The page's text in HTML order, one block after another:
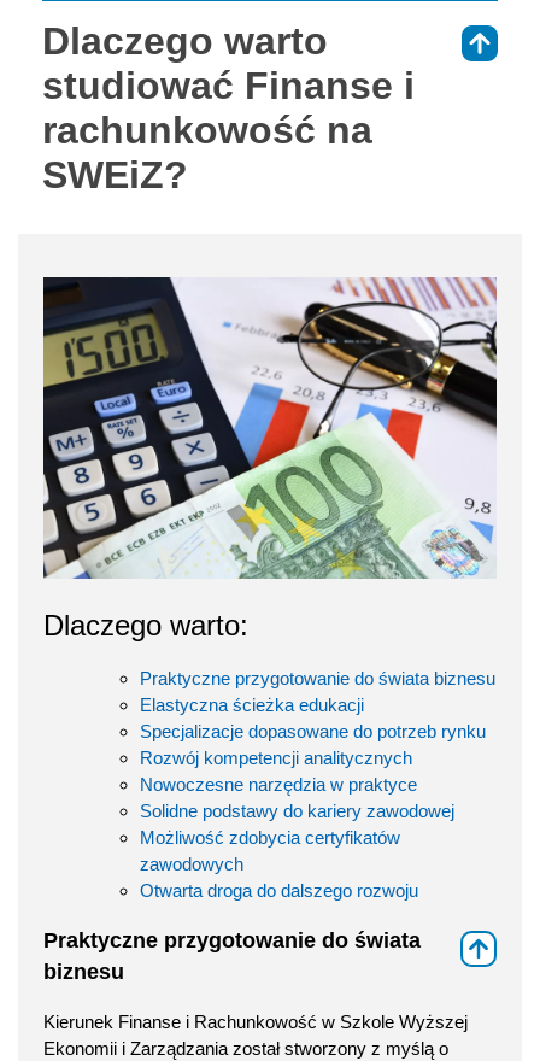
Dlaczego warto
studiować Finanse i
rachunkowość na
SWEiZ?
Dlaczego warto:
Praktyczne przygotowanie do świata biznesu
Elastyczna ścieżka edukacji
Specjalizacje dopasowane do potrzeb rynku
Rozwój kompetencji analitycznych
Nowoczesne narzędzia w praktyce
Solidne podstawy do kariery zawodowej
Możliwość zdobycia certyfikatów
zawodowych
Otwarta droga do dalszego rozwoju
Praktyczne przygotowanie do świata
biznesu
Kierunek Finanse i Rachunkowość w Szkole Wyższej
Ekonomii i Zarządzania został stworzony z myślą o